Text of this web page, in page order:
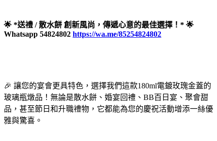
🌟 *送禮 / 散水餅 創新風尚，傳遞心意的最佳選擇！* 🌟
Whatsapp 54824802 https://wa.me/85254824802
🎉 讓您的宴會更具特色，選擇我們這款180ml電鍍玫瑰金蓋的
玻璃瓶燉品！無論是散水餅、婚宴回禮、BB百日宴、聚會甜
品，甚至節日和升職禮物，它都能為您的慶祝活動增添一絲優
雅與驚喜。